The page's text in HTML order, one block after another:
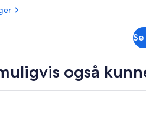
også
Blossom Naha